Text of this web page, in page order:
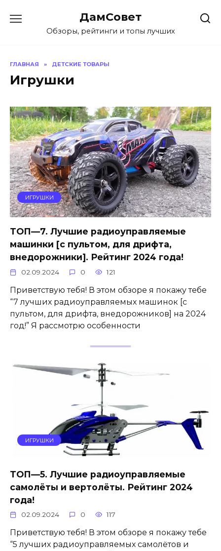
содержанию
ДамСовет
Обзоры, рейтинги и топы лучших
ГЛАВНАЯ » ДЕТСКИЕ ТОВАРЫ
Игрушки
ИГРУШКИ
ТОП—7. Лучшие радиоуправляемые
машинки [с пультом, для дрифта,
внедорожники]. Рейтинг 2024 года!
02.09.2024 0 121
Приветствую тебя! В этом обзоре я покажу тебе
“7 лучших радиоуправляемых машинок [с
пультом, для дрифта, внедорожников] на 2024
год!” Я рассмотрю особенности
ИГРУШКИ
ТОП—5. Лучшие радиоуправляемые
самолёты и вертолёты. Рейтинг 2024
года!
02.09.2024 0 117
Приветствую тебя! В этом обзоре я покажу тебе
“5 лучших радиоуправляемых самолётов и